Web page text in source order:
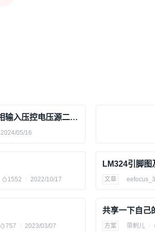
基于Proteus仿真的同相输入压控电压源二阶高通有源滤波器纯硬件设计（仿真图）
2024/05/16
1552 2022/10/17 文章
757 2023/03/07 方案 带刺儿